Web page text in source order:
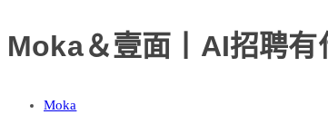
Moka＆壹面丨AI招聘
Moka